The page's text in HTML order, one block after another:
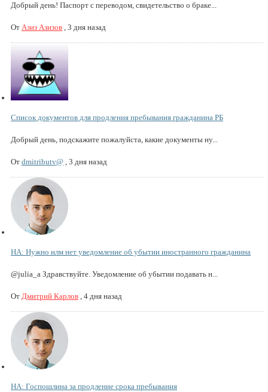
Добрый день! Паспорт с переводом, свидетельство о браке...
От Азиз Азизов , 3 дня назад
Список документов для продления пребывания гражданина РБ
Добрый день, подскажите пожалуйста, какие документы ну...
От dmitributv@ , 3 дня назад
НА: Нужно илм нет уведомление об убытии иностранного гражданина
@julia_a Здравствуйте. Уведомление об убытии подавать н...
От Дмитрий Карлов , 4 дня назад
НА: Госпошлина за продление срока пребывания